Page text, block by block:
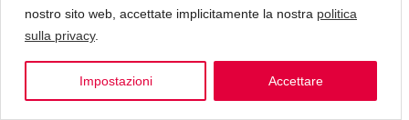
nostro sito web, accettate implicitamente la nostra politica
sulla privacy.
Impostazioni Accettare